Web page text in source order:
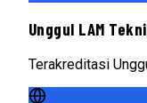
Unggul LAM
Terakreditasi